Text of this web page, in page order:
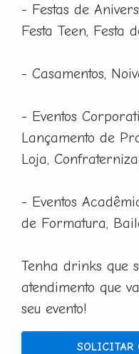
- Festas de
Festa Teen, Festa
- Casamentos,
- Eventos
Lançamento de
Loja,
- Eventos
de Formatura,
Tenha drinks que
atendimento que
seu evento!
SOLICITAR